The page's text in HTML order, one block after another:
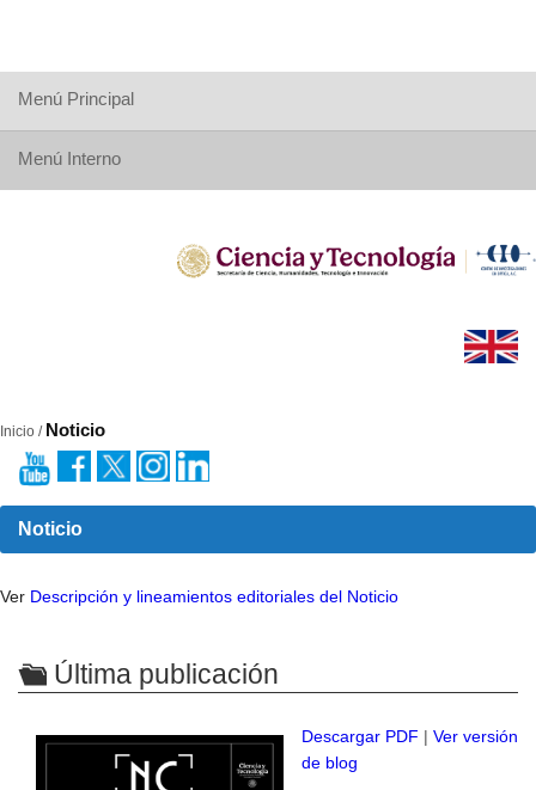
Menú Principal
Menú Interno
Inicio / Noticio
Noticio
Ver Descripción y lineamientos editoriales del Noticio
Última publicación
Descargar PDF | Ver versión
de blog